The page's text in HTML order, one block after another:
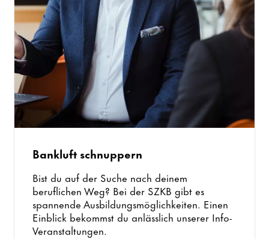
Bankluft schnuppern
Bist du auf der Suche nach deinem
beruflichen Weg? Bei der SZKB gibt es
spannende Ausbildungsmöglichkeiten. Einen
Einblick bekommst du anlässlich unserer Info-
Veranstaltungen.